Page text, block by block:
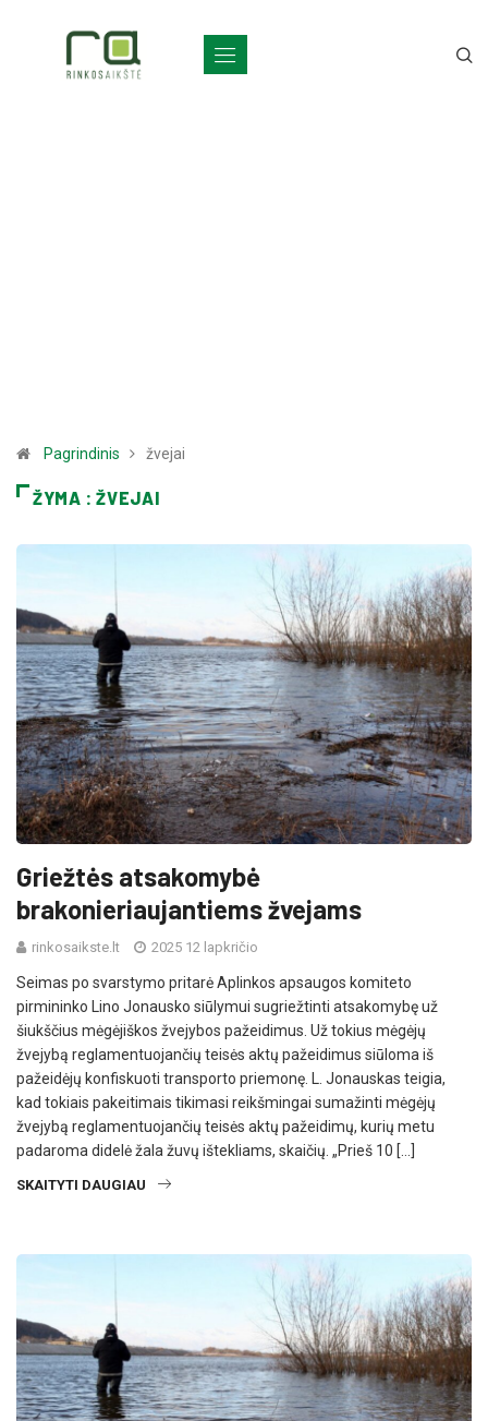
Pagrindinis žvejai
ŽYMA : ŽVEJAI
Griežtės atsakomybė
brakonieriaujantiems žvejams
rinkosaikste.lt 2025 12 lapkričio
Seimas po svarstymo pritarė Aplinkos apsaugos komiteto
pirmininko Lino Jonausko siūlymui sugriežtinti atsakomybę už
šiukščius mėgėjiškos žvejybos pažeidimus. Už tokius mėgėjų
žvejybą reglamentuojančių teisės aktų pažeidimus siūloma iš
pažeidėjų konfiskuoti transporto priemonę. L. Jonauskas teigia,
kad tokiais pakeitimais tikimasi reikšmingai sumažinti mėgėjų
žvejybą reglamentuojančių teisės aktų pažeidimų, kurių metu
padaroma didelė žala žuvų ištekliams, skaičių. „Prieš 10 […]
SKAITYTI DAUGIAU